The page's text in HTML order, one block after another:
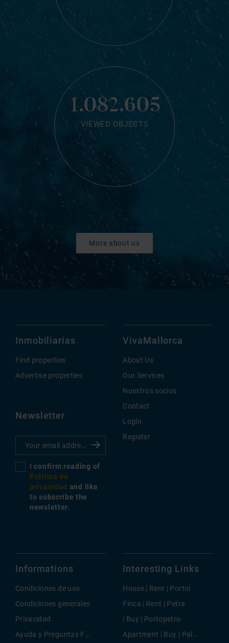
1.082.605
VIEWED OBJECTS
More about us
Inmobiliarias
Find properties
Advertise properties
Newsletter
I confirm reading of
Política de
privacidad and like
to subscribe the
newsletter.
VivaMallorca
About Us
Our Services
Nuestros socios
Contact
Login
Register
Informations
Condiciones de uso
Condiciones generales
Privacidad
Ayuda y Preguntas Frecuentes
Interesting Links
House | Rent | Portol
Finca | Rent | Petra
| Buy | Portopetro
Apartment | Buy | Palma Rural